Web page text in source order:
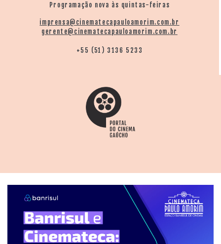
Programação nova às quintas-feiras
imprensa@cinematecapauloamorim.com.br
gerente@cinematecapauloamorim.com.br
+55 (51) 3136 5233